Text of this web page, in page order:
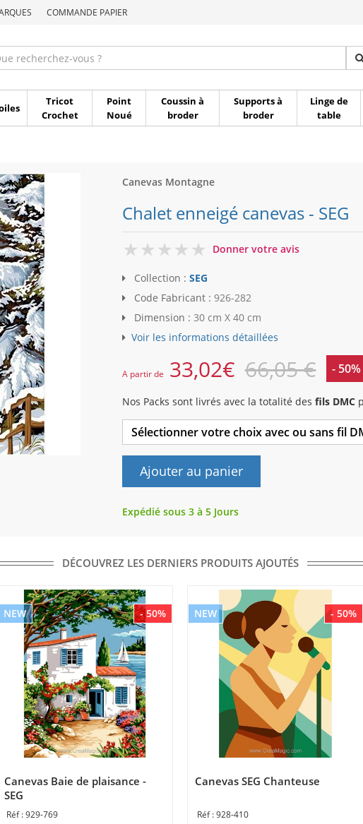
COMMANDE PAPIER
Tricot
Crochet
Point
Noué
Coussin à
broder
Supports à
broder
Linge de
table
Canevas Montagne
Chalet enneigé canevas - SEG
0
Donner votre avis
Collection : SEG
Code Fabricant : 926-282
Dimension : 30 cm X 40 cm
Voir les informations détaillées
A partir de 33,02€ 66,05 € - 50%
Nos Packs sont livrés avec la totalité des fils DMC
Sélectionner votre choix avec ou sans fil
Ajouter au panier
Expédié sous 3 à 5 Jours
DÉCOUVREZ LES DERNIERS PRODUITS AJOUTÉS
- 50%
NEW
Canevas Baie de plaisance -
SEG
929-769
- 50%
NEW
Canevas SEG Chanteuse
928-410